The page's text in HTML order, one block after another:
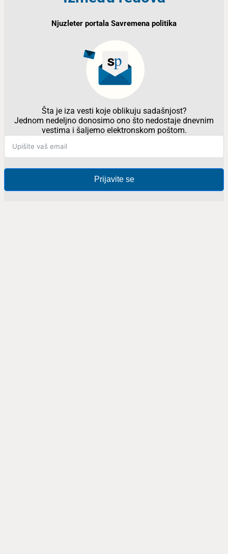
Njuzleter portala Savremena politika
Šta je iza vesti koje oblikuju sadašnjost?
Jednom nedeljno donosimo ono što nedostaje dnevnim
vestima i šaljemo elektronskom poštom.
Prijavite se